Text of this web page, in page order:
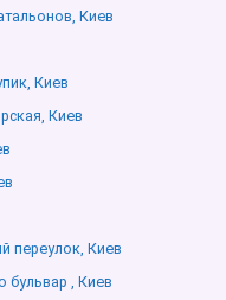
Киев
Киев
Киев
переулок, Киев
бульвар , Киев